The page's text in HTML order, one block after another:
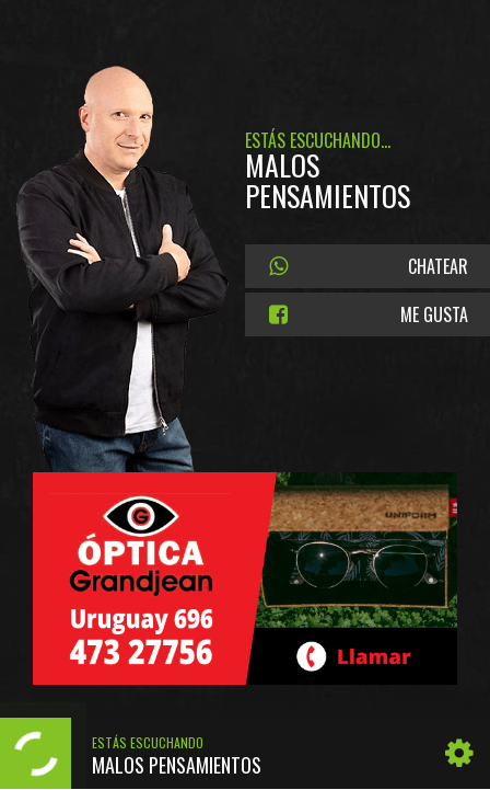
ESTÁS ESCUCHANDO...
MALOS
PENSAMIENTOS
CHATEAR
ME GUSTA
ESTÁS ESCUCHANDO
MALOS PENSAMIENTOS